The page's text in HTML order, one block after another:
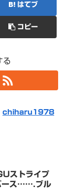
はてブ
コピー
る
chiharu1978
ストライプ
ース…….ブル